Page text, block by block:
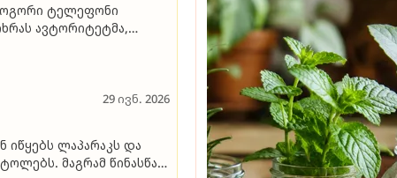
ტელეფონი
ავტორიტეტმა,
29 ივნ. 2026
იწყებს ლაპარაკს და
მაგრამ წინასწარ